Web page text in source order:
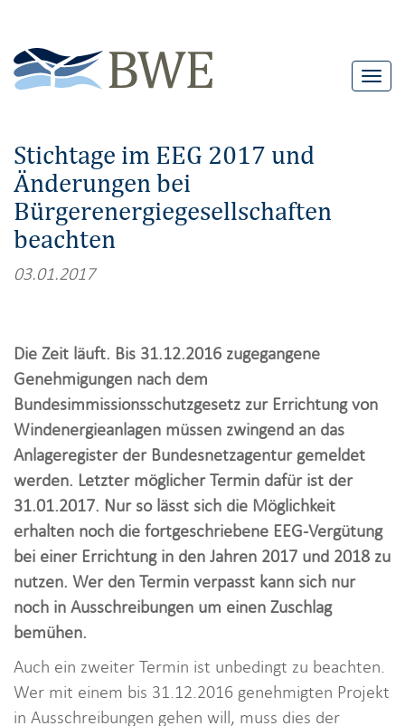
T
i
Stichtage im EEG 2017 und
Änderungen bei
Bürgerenergiegesellschaften
beachten
03.01.2017
Die Zeit läuft. Bis 31.12.2016 zugegangene
Genehmigungen nach dem
Bundesimmissionsschutzgesetz zur Errichtung von
Windenergieanlagen müssen zwingend an das
Anlageregister der Bundesnetzagentur gemeldet
werden. Letzter möglicher Termin dafür ist der
31.01.2017. Nur so lässt sich die Möglichkeit
erhalten noch die fortgeschriebene EEG-Vergütung
bei einer Errichtung in den Jahren 2017 und 2018 zu
nutzen. Wer den Termin verpasst kann sich nur
noch in Ausschreibungen um einen Zuschlag
bemühen.
Auch ein zweiter Termin ist unbedingt zu beachten.
Wer mit einem bis 31.12.2016 genehmigten Projekt
in Ausschreibungen gehen will, muss dies der